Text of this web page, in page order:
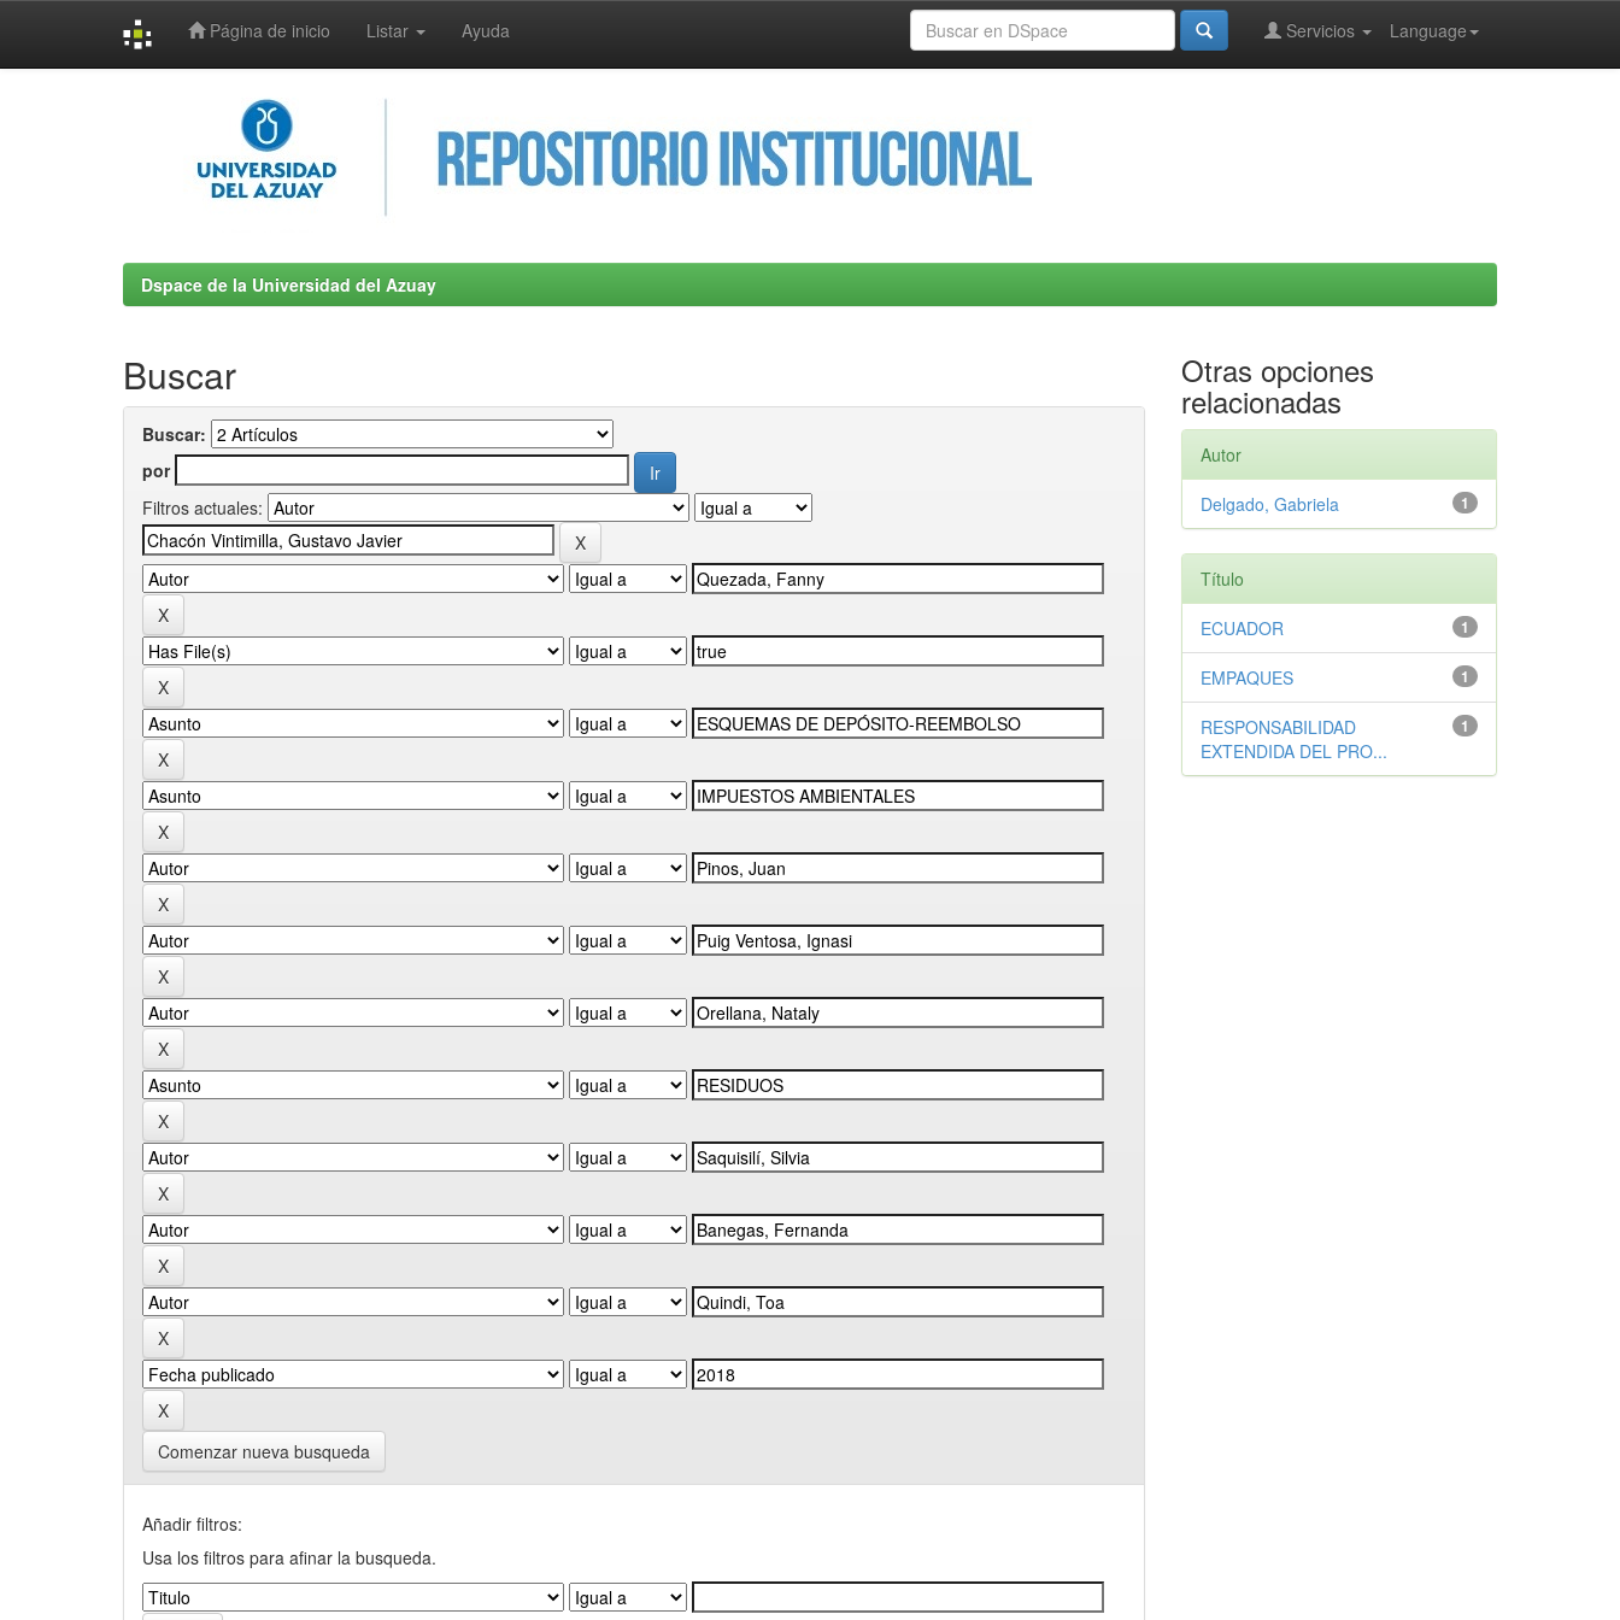
Página de inicio Listar Ayuda Language
Servicios
Dspace de la Universidad del Azuay
Buscar
Buscar:
por
Filtros actuales:
Comenzar nueva busqueda
Añadir filtros:
Usa los filtros para afinar la busqueda.
Otras opciones
relacionadas
Autor
1
Delgado, Gabriela
Título
1
ECUADOR
1
EMPAQUES
1
RESPONSABILIDAD
EXTENDIDA DEL PRO...